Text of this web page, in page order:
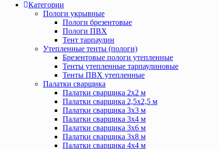
Категории
Пологи укрывные
Пологи брезентовые
Пологи ПВХ
Тент тарпаулин
Утепленные тенты (пологи)
Брезентовые пологи утепленные
Тенты утепленные тарпаулиновые
Тенты ПВХ утепленные
Палатки сварщика
Палатки сварщика 2х2 м
Палатки сварщика 2,5х2,5 м
Палатки сварщика 3х3 м
Палатки сварщика 3х4 м
Палатки сварщика 3х6 м
Палатки сварщика 3х8 м
Палатки сварщика 4х4 м